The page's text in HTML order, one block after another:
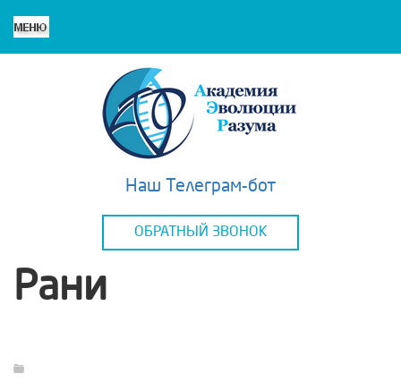
Наш Телеграм-бот
ОБРАТНЫЙ ЗВОНОК
Рани